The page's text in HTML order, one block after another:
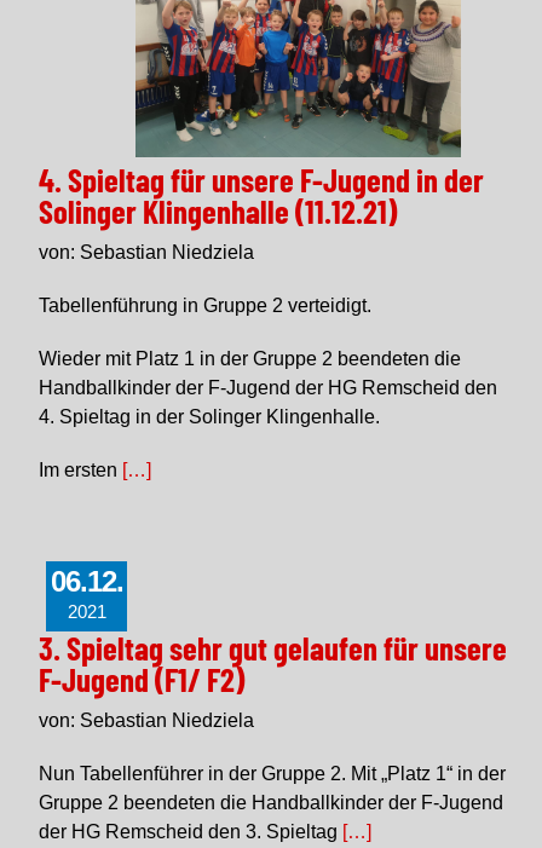
4. Spieltag für unsere F-Jugend in der
Solinger Klingenhalle (11.12.21)
von: Sebastian Niedziela
Tabellenführung in Gruppe 2 verteidigt.
Wieder mit Platz 1 in der Gruppe 2 beendeten die
Handballkinder der F-Jugend der HG Remscheid den
4. Spieltag in der Solinger Klingenhalle.
Im ersten […]
06.12.
2021
3. Spieltag sehr gut gelaufen für unsere
F-Jugend (F1/ F2)
von: Sebastian Niedziela
Nun Tabellenführer in der Gruppe 2. Mit „Platz 1“ in der
Gruppe 2 beendeten die Handballkinder der F-Jugend
der HG Remscheid den 3. Spieltag […]